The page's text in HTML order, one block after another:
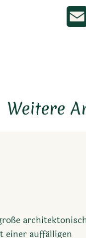
Weitere
einer auffälligen